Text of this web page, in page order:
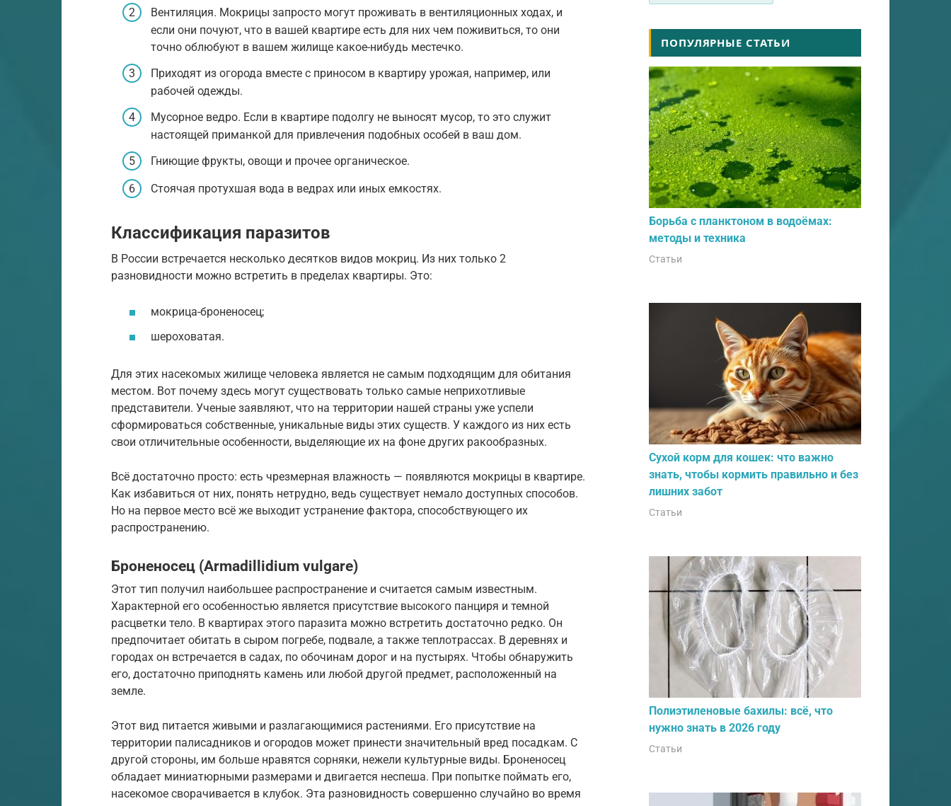
Вентиляция. Мокрицы запросто могут проживать в вентиляционных ходах, и
если они почуют, что в вашей квартире есть для них чем поживиться, то они
точно облюбуют в вашем жилище какое-нибудь местечко.
Приходят из огорода вместе с приносом в квартиру урожая, например, или
рабочей одежды.
Мусорное ведро. Если в квартире подолгу не выносят мусор, то это служит
настоящей приманкой для привлечения подобных особей в ваш дом.
Гниющие фрукты, овощи и прочее органическое.
Стоячая протухшая вода в ведрах или иных емкостях.
Классификация паразитов
В России встречается несколько десятков видов мокриц. Из них только 2
разновидности можно встретить в пределах квартиры. Это:
мокрица-броненосец;
шероховатая.
Для этих насекомых жилище человека является не самым подходящим для обитания
местом. Вот почему здесь могут существовать только самые неприхотливые
представители. Ученые заявляют, что на территории нашей страны уже успели
сформироваться собственные, уникальные виды этих существ. У каждого из них есть
свои отличительные особенности, выделяющие их на фоне других ракообразных.
Всё достаточно просто: есть чрезмерная влажность — появляются мокрицы в квартире.
Как избавиться от них, понять нетрудно, ведь существует немало доступных способов.
Но на первое место всё же выходит устранение фактора, способствующего их
распространению.
Броненосец (Armadillidium vulgare)
Этот тип получил наибольшее распространение и считается самым известным.
Характерной его особенностью является присутствие высокого панциря и темной
расцветки тело. В квартирах этого паразита можно встретить достаточно редко. Он
предпочитает обитать в сыром погребе, подвале, а также теплотрассах. В деревнях и
городах он встречается в садах, по обочинам дорог и на пустырях. Чтобы обнаружить
его, достаточно приподнять камень или любой другой предмет, расположенный на
земле.
Этот вид питается живыми и разлагающимися растениями. Его присутствие на
территории палисадников и огородов может принести значительный вред посадкам. С
другой стороны, им больше нравятся сорняки, нежели культурные виды. Броненосец
обладает миниатюрными размерами и двигается неспеша. При попытке поймать его,
насекомое сворачивается в клубок. Эта разновидность совершенно случайно во время
ПОПУЛЯРНЫЕ СТАТЬИ
Борьба с планктоном в водоёмах:
методы и техника
Статьи
Сухой корм для кошек: что важно
знать, чтобы кормить правильно и без
лишних забот
Статьи
Полиэтиленовые бахилы: всё, что
нужно знать в 2026 году
Статьи